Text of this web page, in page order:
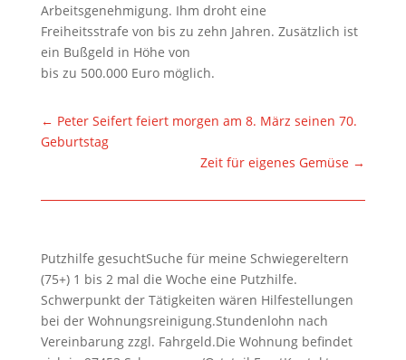
Arbeitsgenehmigung. Ihm droht eine
Freiheitsstrafe von bis zu zehn Jahren. Zusätzlich ist
ein Bußgeld in Höhe von
bis zu 500.000 Euro möglich.
← Peter Seifert feiert morgen am 8. März seinen 70.
Geburtstag
Zeit für eigenes Gemüse →
Putzhilfe gesuchtSuche für meine Schwiegereltern
(75+) 1 bis 2 mal die Woche eine Putzhilfe.
Schwerpunkt der Tätigkeiten wären Hilfestellungen
bei der Wohnungsreinigung.Stundenlohn nach
Vereinbarung zzgl. Fahrgeld.Die Wohnung befindet